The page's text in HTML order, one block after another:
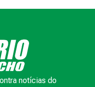
notícias do